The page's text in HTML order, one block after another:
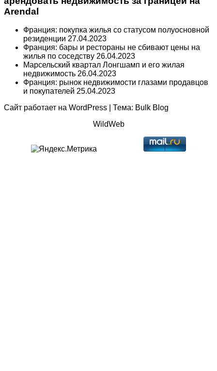
Arendal
Франция: покупка жилья со статусом полуосновной
резиденции 27.04.2023
Франция: бары и рестораны не сбивают цены на
жилья по соседству 26.04.2023
Марсельский квартал Лонгшамп и его жилая
недвижимость 26.04.2023
Франция: рынок недвижимости глазами продавцов
и покупателей 25.04.2023
Сайт работает на WordPress Тема: Bulk Blog
WildWeb